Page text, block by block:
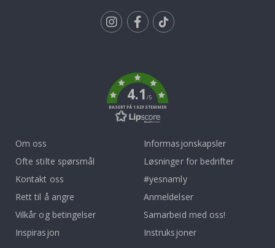
4.1/5
BASERT PÅ 1029 STEMMER
Om oss
Ofte stilte spørsmål
Kontakt oss
Rett til å angre
Vilkår og betingelser
Inspirasjon
Informasjonskapsler
Løsninger for bedrifter
#yesnamly
Anmeldelser
Samarbeid med oss!
Instruksjoner